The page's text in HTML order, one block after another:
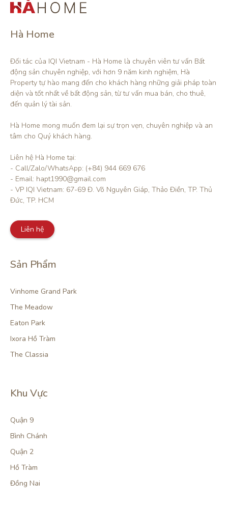
Hà Home
Đối tác của IQI Vietnam - Hà Home là chuyên viên tư vấn Bất
động sản chuyên nghiệp, với hơn 9 năm kinh nghiệm, Hà
Property tự hào mang đến cho khách hàng những giải pháp toàn
diện và tốt nhất về bất động sản, từ tư vấn mua bán, cho thuê,
đến quản lý tài sản.
Hà Home mong muốn đem lại sự trọn vẹn, chuyên nghiệp và an
tâm cho Quý khách hàng.
Liên hệ Hà Home tại:
- Call/Zalo/WhatsApp: (+84) 944 669 676
- Email: hapt1990@gmail.com
- VP IQI Vietnam: 67-69 Đ. Võ Nguyên Giáp, Thảo Điền, TP. Thủ
Đức, TP. HCM
Liên hệ
Sản Phẩm
Vinhome Grand Park
The Meadow
Eaton Park
Ixora Hồ Tràm
The Classia
Khu Vực
Quận 9
Bình Chánh
Quận 2
Hồ Tràm
Đồng Nai